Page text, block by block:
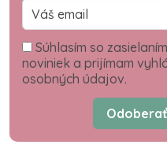
Súhlasím so
noviniek a prijímam
osobných údajov.